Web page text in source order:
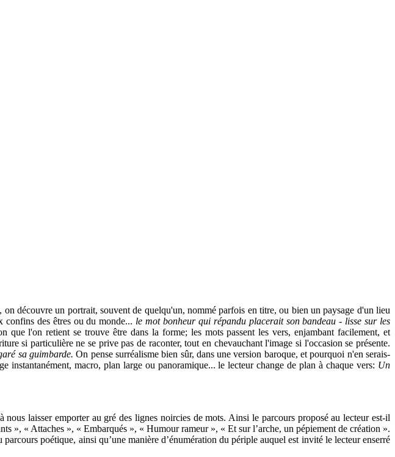
découvre un portrait, souvent de quelqu'un, nommé parfois en titre, ou bien un paysage d'un lieu
des êtres ou du monde... le mot bonheur qui répandu placerait son bandeau - lisse sur les
l'on retient se trouve être dans la forme; les mots passent les vers, enjambant facilement, et
si particulière ne se prive pas de raconter, tout en chevauchant l'image si l'occasion se présente.
sa guimbarde.On pense surréalisme bien sûr, dans une version baroque, et pourquoi n'en serais-
macro, plan large ou panoramique... le lecteur change de plan à chaque vers: Un
laisser emporter au gré des lignes noircies de mots. Ainsi le parcours proposé au lecteur est-il
», « Attaches », « Embarqués », « Humour rameur », « Et sur l’arche, un pépiement de création ».
poétique, ainsi qu’une manière d’énumération du périple auquel est invité le lecteur enserré